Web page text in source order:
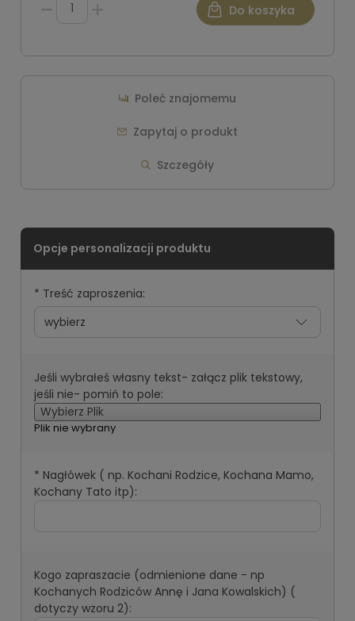
* Treść zaproszenia:
Jeśli wybrałeś własny tekst- załącz plik tekstowy,
jeśli nie- pomiń to pole:
Wybierz Plik
Plik nie wybrany
* Nagłówek ( np. Kochani Rodzice, Kochana Mamo,
Kochany Tato itp):
Kogo zapraszacie (odmienione dane - np
Kochanych Rodziców Annę i Jana Kowalskich) (
dotyczy wzoru 2):
Do koszyka
Szczegóły
Zapytaj o produkt
Poleć znajomemu